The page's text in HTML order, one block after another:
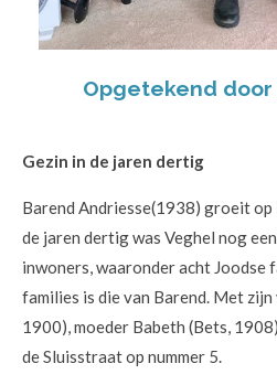
Opgetekend
Gezin in de jaren dertig
Barend Andriesse(1938) groeit op
de jaren dertig was Veghel nog
inwoners, waaronder acht Joodse
families is die van Barend. Met
1900), moeder Babeth (Bets,
de Sluisstraat op nummer 5.